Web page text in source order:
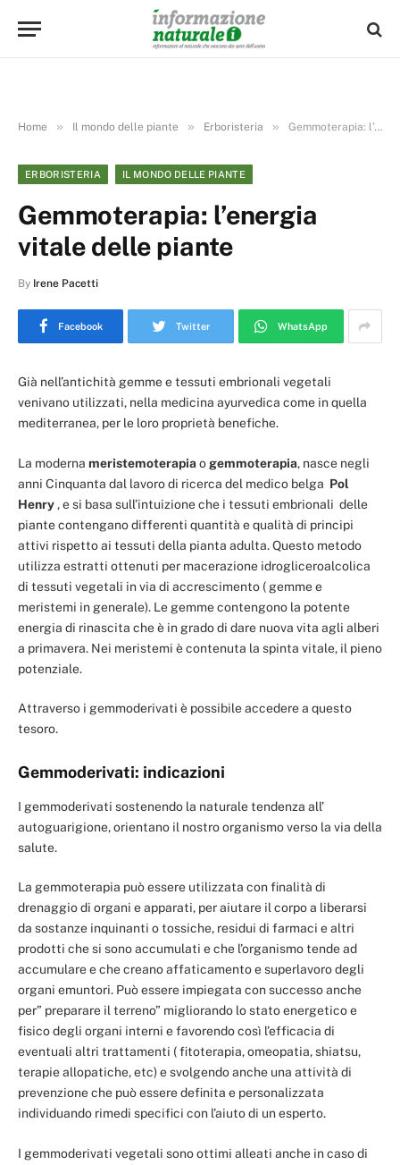
Home » Il mondo delle piante » Erboristeria » Gemmoterapia: l’energia vitale delle piante
ERBORISTERIA IL MONDO DELLE PIANTE
Gemmoterapia: l’energia
vitale delle piante
By Irene Pacetti
Facebook Twitter WhatsApp
Già nell’antichità gemme e tessuti embrionali vegetali
venivano utilizzati, nella medicina ayurvedica come in quella
mediterranea, per le loro proprietà benefiche.
La moderna meristemoterapia o gemmoterapia, nasce negli
anni Cinquanta dal lavoro di ricerca del medico belga Pol
Henry, e si basa sull’intuizione che i tessuti embrionali delle
piante contengano differenti quantità e qualità di principi
attivi rispetto ai tessuti della pianta adulta. Questo metodo
utilizza estratti ottenuti per macerazione idrogliceroalcolica
di tessuti vegetali in via di accrescimento ( gemme e
meristemi in generale). Le gemme contengono la potente
energia di rinascita che è in grado di dare nuova vita agli alberi
a primavera. Nei meristemi è contenuta la spinta vitale, il pieno
potenziale.
Attraverso i gemmoderivati è possibile accedere a questo
tesoro.
Gemmoderivati: indicazioni
I gemmoderivati sostenendo la naturale tendenza all’
autoguarigione, orientano il nostro organismo verso la via della
salute.
La gemmoterapia può essere utilizzata con finalità di
drenaggio di organi e apparati, per aiutare il corpo a liberarsi
da sostanze inquinanti o tossiche, residui di farmaci e altri
prodotti che si sono accumulati e che l’organismo tende ad
accumulare e che creano affaticamento e superlavoro degli
organi emuntori. Può essere impiegata con successo anche
per” preparare il terreno” migliorando lo stato energetico e
fisico degli organi interni e favorendo così l’efficacia di
eventuali altri trattamenti ( fitoterapia, omeopatia, shiatsu,
terapie allopatiche, etc) e svolgendo anche una attività di
prevenzione che può essere definita e personalizzata
individuando rimedi specifici con l’aiuto di un esperto.
I gemmoderivati vegetali sono ottimi alleati anche in caso di